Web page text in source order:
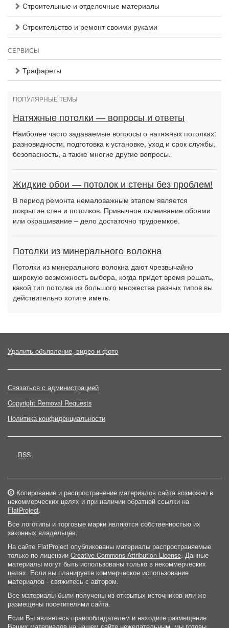
Строительные и отделочные материалы
Строительство и ремонт своими руками
СЕРВИСЫ
Трафареты
ПОПУЛЯРНЫЕ ТЕМЫ
Натяжные потолки — вопросы и ответы
Наиболее часто задаваемые вопросы о натяжных потолках:
разновидности, подготовка к установке, уход и срок службы,
безопасность, а также многие другие вопросы.
Жидкие обои — потолок и стены без проблем!
В период ремонта немаловажным этапом является
покрытие стен и потолков. Привычное оклеивание обоями
или окрашивание – дело достаточно трудоемкое.
Потолки из минерального волокна
Потолки из минерального волокна дают чрезвычайно
широкую возможность выбора, когда придет время решать,
какой тип потолка из большого множества разных типов вы
действительно хотите иметь.
Удалить объявление, видео и фото
Связаться с администрацией
Copyright Removal Requests
Политика конфиденциальности
RSS
Копирование и распространение материалов сайта возможно в
некоммерческих целях и при наличии обратной ссылки на
FlatProject.
Все логотипы и торговые марки являются собственностью их
законных владельцев.
На сайте FlatProject опубликованы материалы распространяемые
только по лицензии Creative Commons Attribution License. Данные
материалы могут быть использованы только в некоммерческих
целях. Если вы планируете коммерческое использование
материалов - свяжитесь с автором.
Все материалы были получены из открытых источников или же
размещены посетителями сайта.
Если Вы являетесь правообладателем и находите размещение